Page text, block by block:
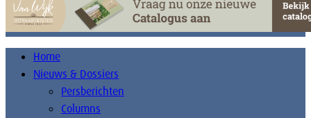
Home
Nieuws & Dossiers
Persberichten
Columns